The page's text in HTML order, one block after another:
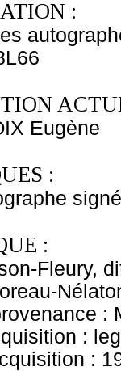
:
Eugène
:
:
Fleury,
:
:
: